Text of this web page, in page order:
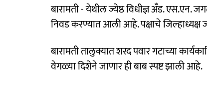
बारामती - येथील ज्येष्ठ विधीज्ञ अँड. एस.एन.
निवड करण्यात आली आहे. पक्षाचे जिल्हाध्यक्ष
बारामती तालुक्यात शरद पवार गटाच्या
वेगळ्या दिशेने जाणार ही बाब स्पष्ट झाली आहे.